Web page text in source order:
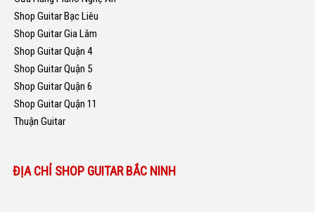
Shop Guitar Bạc Liêu
Shop Guitar Gia Lâm
Shop Guitar Quận 4
Shop Guitar Quận 5
Shop Guitar Quận 6
Shop Guitar Quận 11
Thuận Guitar
ĐỊA CHỈ SHOP GUITAR BẮC NINH